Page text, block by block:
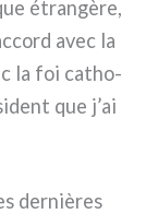
étran­gè­re,
avec la
la foi catho­
que j’ai
der­niè­res